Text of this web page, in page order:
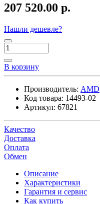
207 520.00 р.
Нашли дешевле?
В корзину
Производитель: AMD
Код товара: 14493-02
Артикул: 67821
Качество
Доставка
Оплата
Обмен
Описание
Характеристики
Гарантия и сервис
Как купить